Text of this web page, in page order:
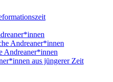
Andreaner*innen
Andreaner*innen
aus jüngerer Zeit